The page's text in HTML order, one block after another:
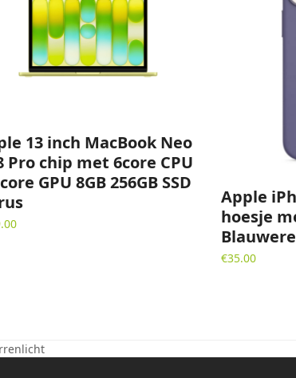
13 inch MacBook Neo
Pro chip met 6core CPU
GPU 8GB 256GB SSD
Apple
hoesje
€35.00